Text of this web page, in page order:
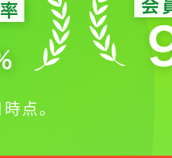
気に入りに
ログインが必
点。